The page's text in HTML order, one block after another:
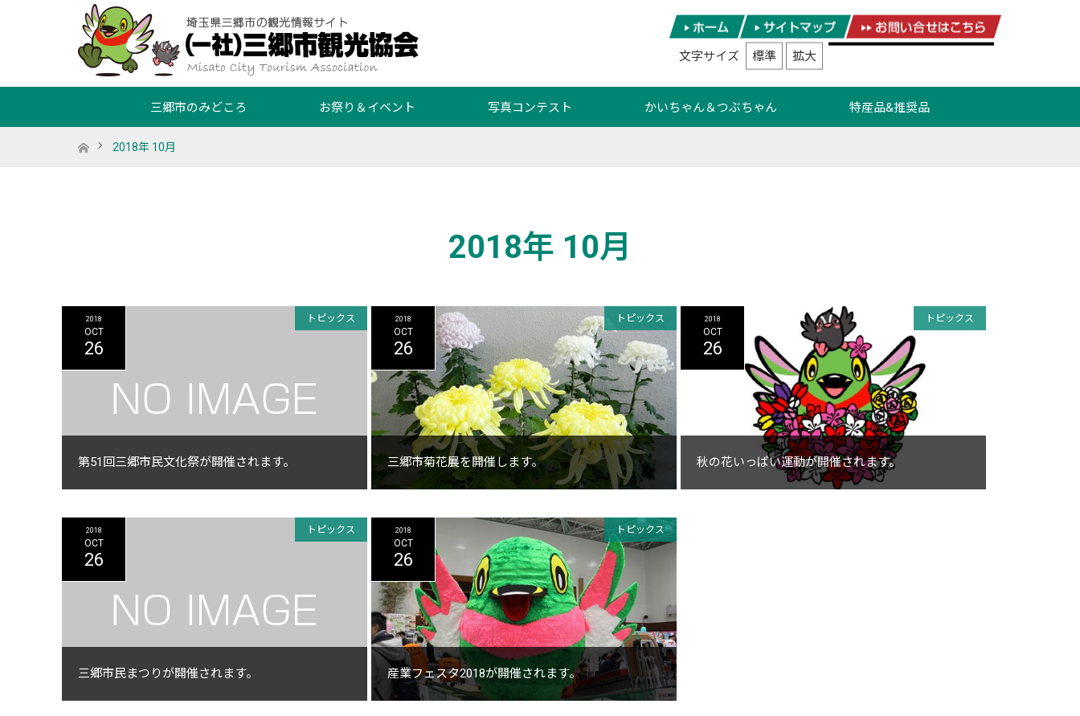
文字サイズ 標準 拡大
三郷市のみどころ お祭り＆イベント 写真コンテスト かいちゃん＆つぶちゃん 特産品&推奨品
ホーム2018年 10月
2018年 10月
第51回三郷市民文化祭が開催されます。
2018
OCT
26
トピックス
三郷市菊花展を開催します。
2018
OCT
26
トピックス
秋の花いっぱい運動が開催されます。
2018
OCT
26
トピックス
三郷市民まつりが開催されます。
2018
OCT
26
トピックス
産業フェスタ2018が開催されます。
2018
OCT
26
トピックス